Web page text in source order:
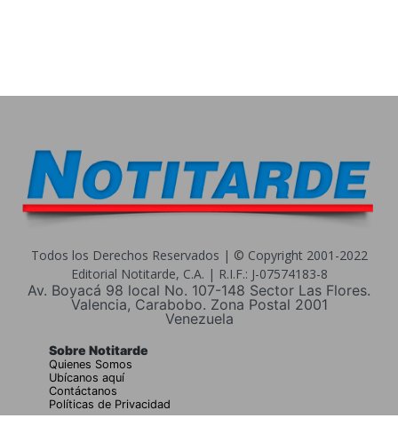
Todos los Derechos Reservados | © Copyright 2001-2022
Editorial Notitarde, C.A. | R.I.F.: J-07574183-8
Av. Boyacá 98 local No. 107-148 Sector Las Flores.
Valencia, Carabobo. Zona Postal 2001
Venezuela
Sobre Notitarde
Quienes Somos
Ubícanos aquí
Contáctanos
Políticas de Privacidad